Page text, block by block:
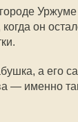
он
а его
— именно